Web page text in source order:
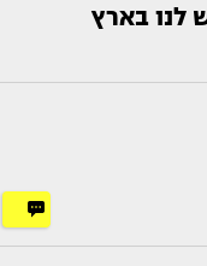
לנו בארץ